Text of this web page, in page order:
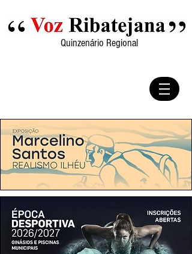
Quinzenário Regional